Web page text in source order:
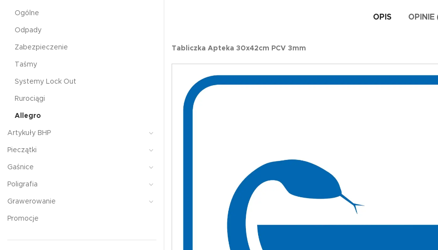
OPIS OPINIE
Tabliczka Apteka 30x42cm PCV 3mm
Ogólne
Odpady
Zabezpieczenie
Taśmy
Systemy Lock Out
Rurociągi
Allegro
Artykuły BHP
Pieczątki
Gaśnice
Poligrafia
Grawerowanie
Promocje